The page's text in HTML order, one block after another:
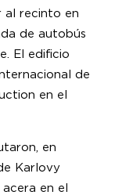
al recinto en
de autobús
El edificio
de
en el
en
Karlovy
en el